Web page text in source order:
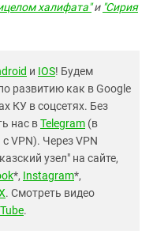
халифата"и "Сирия
и IOS! Будем
развитию как в Google
КУ в соцсетях. Без
нас вTelegram (в
VPN). Через VPN
узел" на сайте,
*, Instagram*,
. Смотреть видео
.